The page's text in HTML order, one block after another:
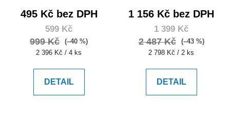
495 Kč bez DPH
599 Kč
999 Kč
(–40 %)
Měrná
2 396 Kč / 4 ks
DETAIL
1 156 Kč bez DPH
1 399 Kč
2 487 Kč
(–43 %)
Měrná
2 798 Kč / 2 ks
DETAIL